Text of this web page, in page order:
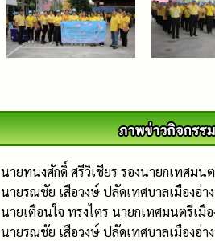
นายทนงศักดิ์ ศรีวิเชียร รองนายกเทศมน
นายรณชัย เสือวงษ์ ปลัดเทศบาลเมืองอ่
นายเตือนใจ ทรงไตร นายกเทศมนตรีเมื
นายรณชัย เสือวงษ์ ปลัดเทศบาลเมืองอ่า